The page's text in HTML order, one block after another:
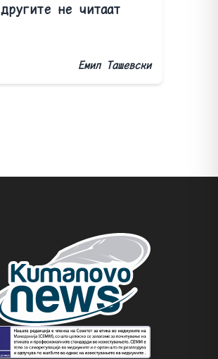
другите не читаат
Емил Ташевски